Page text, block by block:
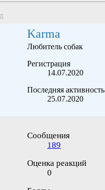
Karma
Любитель собак
Регистрация
14.07.2020
Последняя активность
25.07.2020
Сообщения
189
Оценка реакций
0